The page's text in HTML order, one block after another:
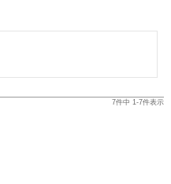
7件中 1-7件表示